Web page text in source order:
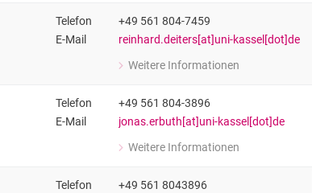
Telefon
+49 561 804-7459
E-Mail
reinhard.deiters[at]uni-kassel[dot]de
Weitere Informationen
zu Reinhard Deiters
Telefon
+49 561 804-3896
E-Mail
jonas.erbuth[at]uni-kassel[dot]de
Weitere Informationen
zu Jonas Erbuth (B.Sc.)
Telefon
+49 561 8043896